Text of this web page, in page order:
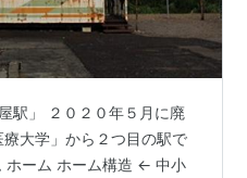
駅」 ２０２０年５月に廃
大学」から２つ目の駅で
ホーム ホーム構造 ← 中小